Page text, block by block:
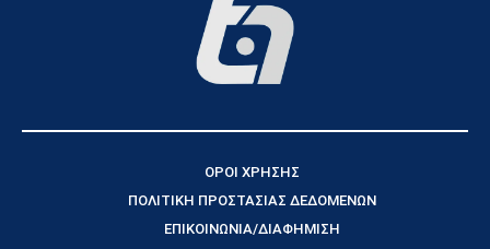
ΟΡΟΙ ΧΡΗΣΗΣ
ΠΟΛΙΤΙΚΗ ΠΡΟΣΤΑΣΙΑΣ ΔΕΔΟΜΕΝΩΝ
ΕΠΙΚΟΙΝΩΝΙΑ/ΔΙΑΦΗΜΙΣΗ